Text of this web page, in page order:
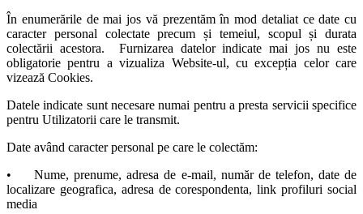
În enumerările de mai jos vă prezentăm în mod detaliat ce date cu
caracter personal colectate precum și temeiul, scopul și durata
colectării acestora. Furnizarea datelor indicate mai jos nu este
obligatorie pentru a vizualiza Website-ul, cu excepția celor care
vizează Cookies.
Datele indicate sunt necesare numai pentru a presta servicii specifice
pentru Utilizatorii care le transmit.
Date având caracter personal pe care le colectăm:
•
Nume, prenume, adresa de e-mail, număr de telefon, date de
localizare geografica, adresa de corespondenta, link profiluri social
media